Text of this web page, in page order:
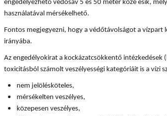
engedélyezhető védősáv 5 és 50 méter közé esik,
használatával mérsékelhető.
Fontos megjegyezni, hogy a védőtávolságot a
irányába.
Az engedélyokirat a kockázatcsökkentő intézkedések
toxicitásból számolt veszélyességi kategóriáit is a vízi
nem jelölésköteles,
mérsékelten veszélyes,
közepesen veszélyes,